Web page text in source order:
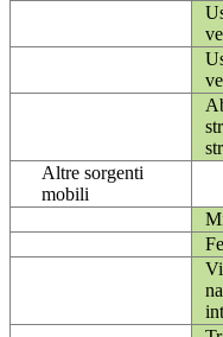
Altre sorgenti
mobili